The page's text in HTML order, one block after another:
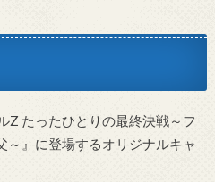
Z たったひとりの最終決戦～フ
～』に登場するオリジナルキャ